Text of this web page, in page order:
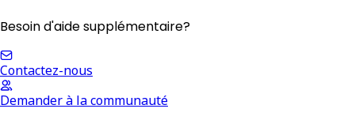
Besoin d'aide supplémentaire?
Contactez-nous
Demander à la communauté